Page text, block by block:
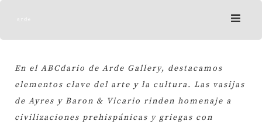
content
En el ABCdario de Arde Gallery, destacamos
elementos clave del arte y la cultura. Las vasijas
de Ayres y Baron & Vicario rinden homenaje a
civilizaciones prehispánicas y griegas con